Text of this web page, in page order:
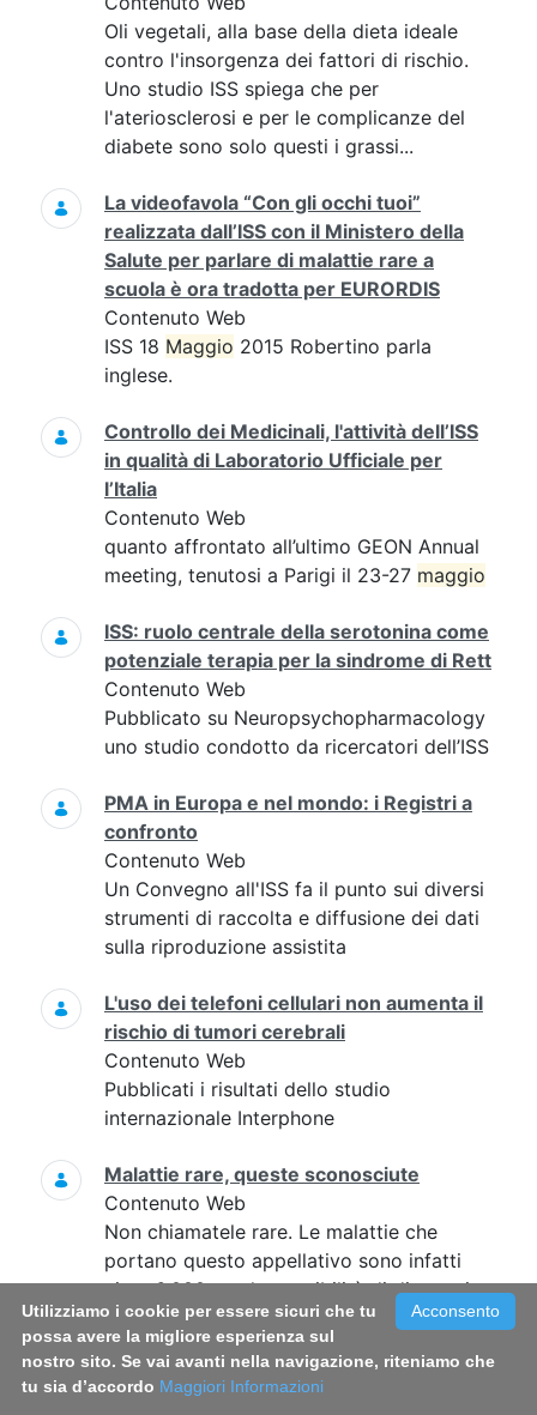
Oli vegetali, alla base della dieta ideale
contro l'insorgenza dei fattori di rischio.
Uno studio ISS spiega che per
l'ateriosclerosi e per le complicanze del
diabete sono solo questi i grassi...
La videofavola “Con gli occhi tuoi”
realizzata dall’ISS con il Ministero della
Salute per parlare di malattie rare a
scuola è ora tradotta per EURORDIS
Contenuto Web
ISS 18 Maggio 2015 Robertino parla
inglese.
Controllo dei Medicinali, l'attività dell’ISS
in qualità di Laboratorio Ufficiale per
l’Italia
Contenuto Web
quanto affrontato all’ultimo GEON Annual
meeting, tenutosi a Parigi il 23-27 maggio
ISS: ruolo centrale della serotonina come
potenziale terapia per la sindrome di Rett
Contenuto Web
Pubblicato su Neuropsychopharmacology
uno studio condotto da ricercatori dell’ISS
PMA in Europa e nel mondo: i Registri a
confronto
Contenuto Web
Un Convegno all'ISS fa il punto sui diversi
strumenti di raccolta e diffusione dei dati
sulla riproduzione assistita
L'uso dei telefoni cellulari non aumenta il
rischio di tumori cerebrali
Contenuto Web
Pubblicati i risultati dello studio
internazionale Interphone
Malattie rare, queste sconosciute
Contenuto Web
Non chiamatele rare. Le malattie che
portano questo appellativo sono infatti
circa 6.000, ma le possibilità di diagnosi e
trattamento hanno ancora scarse capacità
di richiamo sul mercato. Eppure...
Malattie emergenti, ecco l’identikit dei
Acconsento
Utilizziamo i cookie per essere sicuri che tu
possa avere la migliore esperienza sul
nostro sito. Se vai avanti nella navigazione, riteniamo che
tu sia d’accordo Maggiori Informazioni